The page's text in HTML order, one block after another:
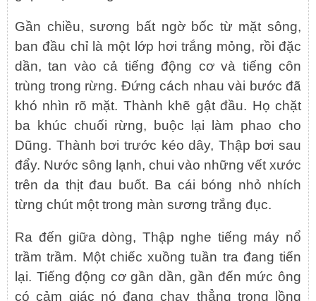
Gần chiều, sương bất ngờ bốc từ mặt sông,
ban đầu chỉ là một lớp hơi trắng mỏng, rồi đặc
dần, tan vào cả tiếng động cơ và tiếng côn
trùng trong rừng. Đứng cách nhau vài bước đã
khó nhìn rõ mặt. Thành khẽ gật đầu. Họ chặt
ba khúc chuối rừng, buộc lại làm phao cho
Dũng. Thành bơi trước kéo dây, Thập bơi sau
đẩy. Nước sông lạnh, chui vào những vết xước
trên da thịt đau buốt. Ba cái bóng nhỏ nhích
từng chút một trong màn sương trắng đục.
Ra đến giữa dòng, Thập nghe tiếng máy nổ
trầm trầm. Một chiếc xuồng tuần tra đang tiến
lại. Tiếng động cơ gần dần, gần đến mức ông
có cảm giác nó đang chạy thẳng trong lồng